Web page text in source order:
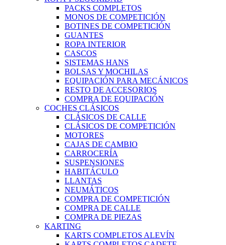
PACKS COMPLETOS
MONOS DE COMPETICIÓN
BOTINES DE COMPETICIÓN
GUANTES
ROPA INTERIOR
CASCOS
SISTEMAS HANS
BOLSAS Y MOCHILAS
EQUIPACIÓN PARA MECÁNICOS
RESTO DE ACCESORIOS
COMPRA DE EQUIPACIÓN
COCHES CLÁSICOS
CLÁSICOS DE CALLE
CLÁSICOS DE COMPETICIÓN
MOTORES
CAJAS DE CAMBIO
CARROCERÍA
SUSPENSIONES
HABITÁCULO
LLANTAS
NEUMÁTICOS
COMPRA DE COMPETICIÓN
COMPRA DE CALLE
COMPRA DE PIEZAS
KARTING
KARTS COMPLETOS ALEVÍN